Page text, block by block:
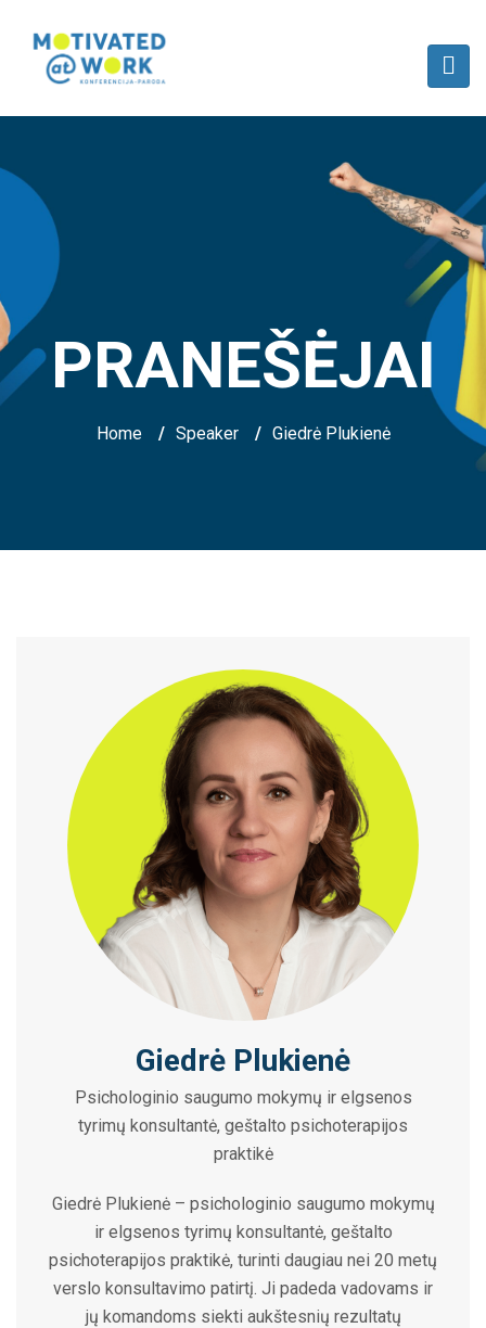
PRANEŠĖJAI
Home / Speaker / Giedrė Plukienė
Giedrė Plukienė
Psichologinio saugumo mokymų ir elgsenos
tyrimų konsultantė, geštalto psichoterapijos
praktikė
Giedrė Plukienė – psichologinio saugumo mokymų
ir elgsenos tyrimų konsultantė, geštalto
psichoterapijos praktikė, turinti daugiau nei 20 metų
verslo konsultavimo patirtį. Ji padeda vadovams ir
jų komandoms siekti aukštesnių rezultatų